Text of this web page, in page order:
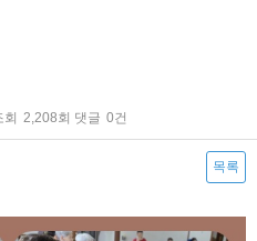
회 2,208회 댓글 0건
목록